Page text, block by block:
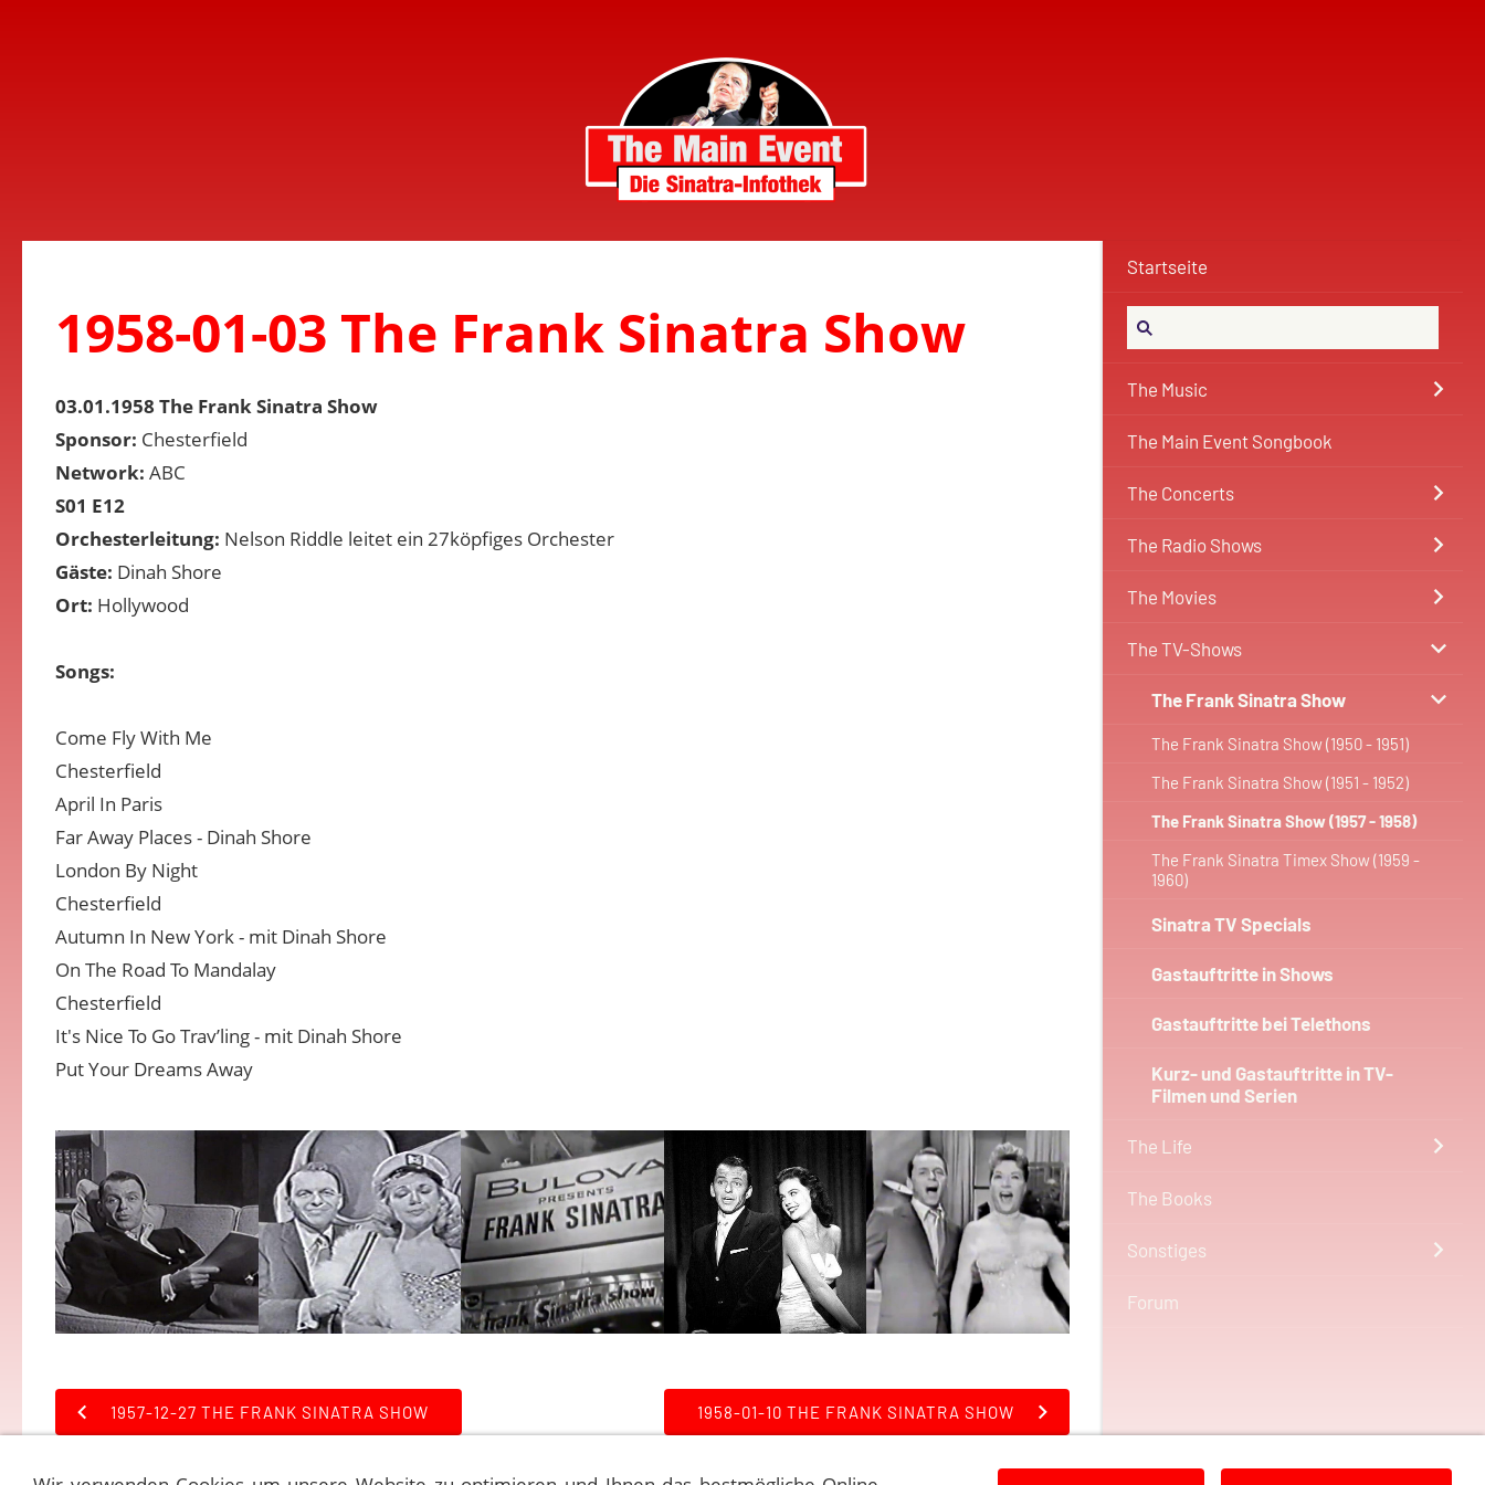
Startseite
The Music
The Main Event Songbook
The Concerts
The Radio Shows
The Movies
The TV-Shows
The Frank Sinatra Show
The Frank Sinatra Show (1950 - 1951)
The Frank Sinatra Show (1951 - 1952)
The Frank Sinatra Show (1957 - 1958)
The Frank Sinatra Timex Show (1959 -
1960)
Sinatra TV Specials
Gastauftritte in Shows
Gastauftritte bei Telethons
Kurz- und Gastauftritte in TV-
Filmen und Serien
The Life
The Books
Sonstiges
Forum
1958-01-03 The Frank Sinatra Show
03.01.1958 The Frank Sinatra Show
Sponsor: Chesterfield
Network: ABC
S01 E12
Orchesterleitung: Nelson Riddle leitet ein 27köpfiges Orchester
Gäste: Dinah Shore
Ort: Hollywood
Songs:
Come Fly With Me
Chesterfield
April In Paris
Far Away Places - Dinah Shore
London By Night
Chesterfield
Autumn In New York - mit Dinah Shore
On The Road To Mandalay
Chesterfield
It's Nice To Go Trav’ling - mit Dinah Shore
Put Your Dreams Away
1957-12-27 THE FRANK SINATRA SHOW 1958-01-10 THE FRANK SINATRA SHOW